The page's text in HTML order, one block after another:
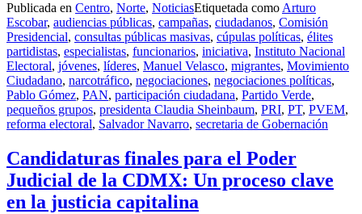
Publicada en Centro, Norte, NoticiasEtiquetada comoArturo
Escobar, audiencias públicas, campañas, ciudadanos, Comisión
Presidencial, consultas públicas masivas, cúpulas políticas, élites
partidistas, especialistas, funcionarios, iniciativa, Instituto Nacional
Electoral, jóvenes, líderes, Manuel Velasco, migrantes, Movimiento
Ciudadano, narcotráfico, negociaciones, negociaciones políticas,
Pablo Gómez, PAN, participación ciudadana, Partido Verde,
pequeños grupos, presidenta Claudia Sheinbaum, PRI, PT, PVEM,
reforma electoral, Salvador Navarro, secretaria de Gobernación
Candidaturas finales para el Poder
Judicial de la CDMX: Un proceso clave
en la justicia capitalina